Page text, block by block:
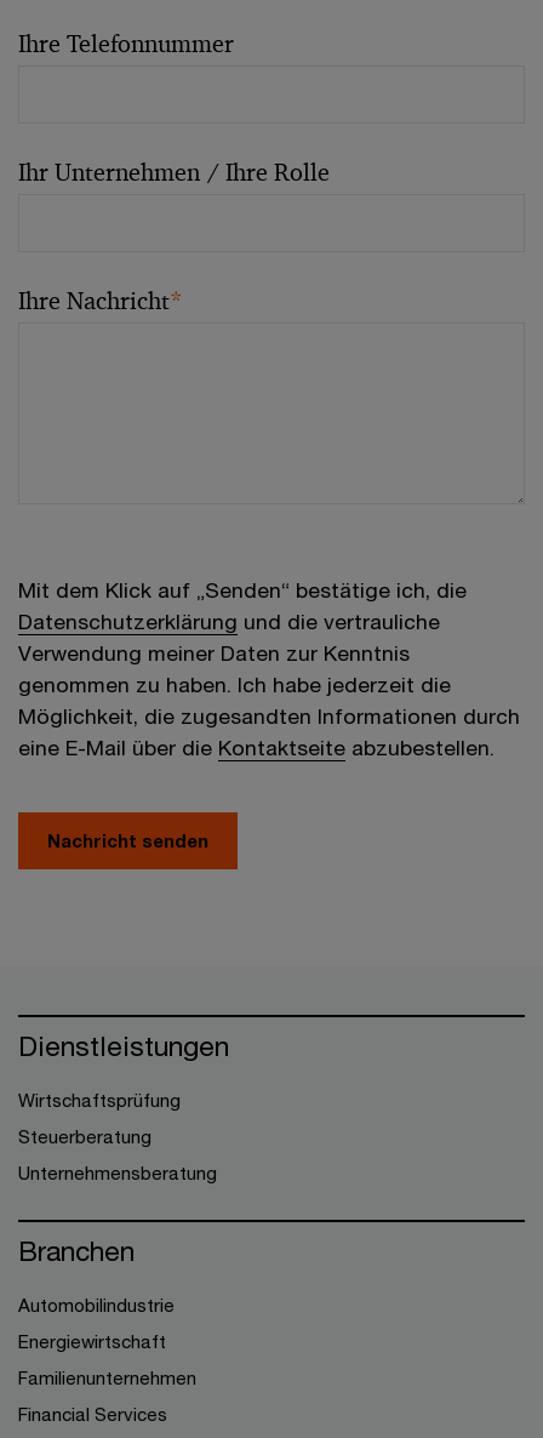
Ihre Telefonnummer
Ihr Unternehmen / Ihre Rolle
Ihre Nachricht*
Mit dem Klick auf „Senden“ bestätige ich, die
Datenschutzerklärung und die vertrauliche
Verwendung meiner Daten zur Kenntnis
genommen zu haben. Ich habe jederzeit die
Möglichkeit, die zugesandten Informationen durch
eine E-Mail über die Kontaktseite abzubestellen.
Nachricht senden
Dienstleistungen
Wirtschaftsprüfung
Steuerberatung
Unternehmensberatung
Branchen
Automobilindustrie
Energiewirtschaft
Familienunternehmen
Financial Services